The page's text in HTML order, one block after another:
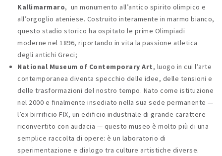
Kallimarmaro, un monumento all’antico spirito olimpico e
all’orgoglio ateniese. Costruito interamente in marmo bianco,
questo stadio storico ha ospitato le prime Olimpiadi
moderne nel 1896, riportando in vita la passione atletica
degli antichi Greci;
National Museum of Contemporary Art, luogo in cui l’arte
contemporanea diventa specchio delle idee, delle tensioni e
delle trasformazioni del nostro tempo. Nato come istituzione
nel 2000 e finalmente insediato nella sua sede permanente —
l’ex birrificio FIX, un edificio industriale di grande carattere
riconvertito con audacia — questo museo è molto più di una
semplice raccolta di opere: è un laboratorio di
sperimentazione e dialogo tra culture artistiche diverse.